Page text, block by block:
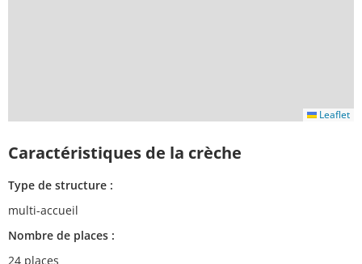
Leaflet
Caractéristiques de la crèche
Type de structure :
multi-accueil
Nombre de places :
24 places